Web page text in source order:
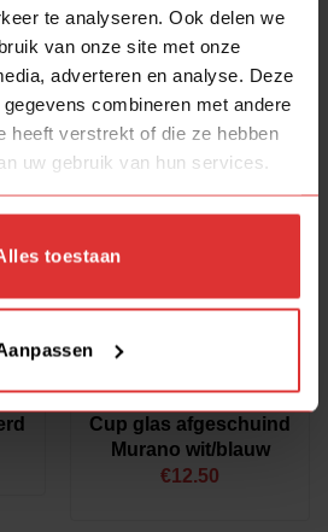
te analyseren. Ook delen we
van onze site met onze
adverteren en analyse. Deze
combineren met andere
heeft verstrekt of die ze hebben
uw gebruik van hun services.
toestaan
Druppel glas
helder/mat
12.50
Cup glas afgeschuind
Murano wit/blauw
€12.50